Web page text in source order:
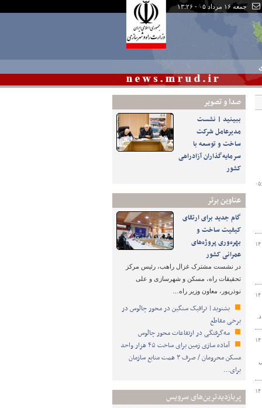
جمعه ۱۶ مرداد ۰۵ - ۱۳:۲۶
صدا و تصوير
ببینید | نشست
مدیرعامل شرکت
ساخت و توسعه با
سرمایه‌گذاران آزادراهی
کشور
عناوین برتر
گام جدید برای ارتقای
کیفیت ساخت و
بهره‌وری پروژه‌های
عمرانی کشور
در نشست مشترک غزال راهب، رئیس مرکز
تحقیقات راه، مسکن و شهرسازی و علی
نوذرپور، معاون وزیر راه…
بشنوید| ترافیک سنگین در محور چالوس در
برخی مقاطع
مه‌گرفتگی در ارتفاعات محور چالوس
آماده سازی زمین برای ساخت ۴۵ هزار واحد
مسکن محرومان / صرف ۳ همت منابع سازمان
برای…
پربازدیدترین‌های سرویس